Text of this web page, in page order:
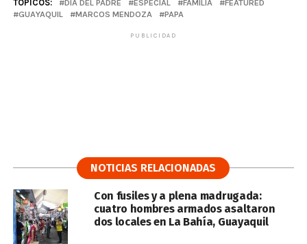
TÓPICOS: DÍA DEL PADRE ESPECIAL FAMILIA
FEATURED
GUAYAQUIL
MARCOS MENDOZA PAPA
PUBLICIDAD
NOTICIAS RELACIONADAS
Con fusiles y a plena madrugada:
cuatro hombres armados asaltaron
dos locales en La Bahía, Guayaquil